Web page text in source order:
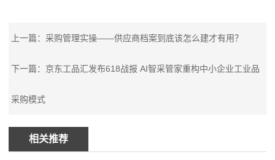
上一篇：采购管理实操——供应商档案到底该怎么建才有用？
下一篇：京东工品汇发布618战报 AI智采管家重构中小企业工业品
采购模式
相关推荐